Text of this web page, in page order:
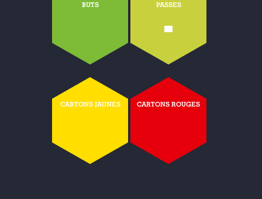
BUTS PASSES
-
CARTONS JAUNES CARTONS ROUGES